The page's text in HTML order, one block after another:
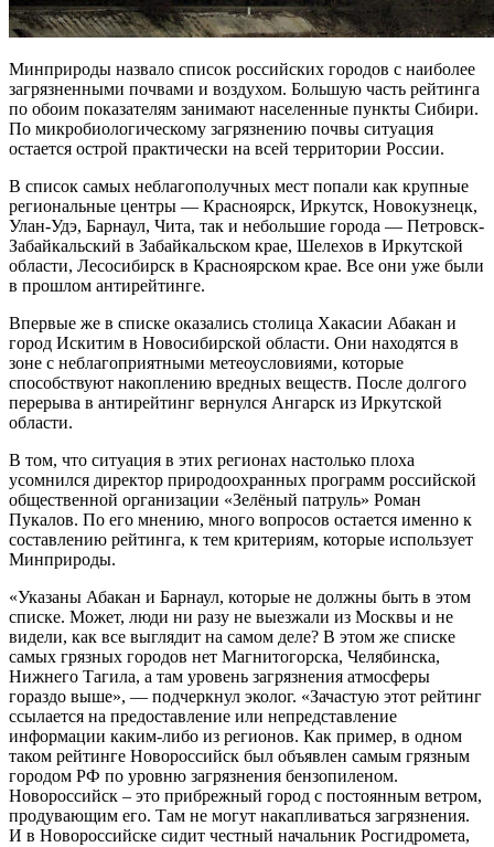
Минприроды назвало список российских городов с наиболее
загрязненными почвами и воздухом. Большую часть рейтинга
по обоим показателям занимают населенные пункты Сибири.
По микробиологическому загрязнению почвы ситуация
остается острой практически на всей территории России.
В список самых неблагополучных мест попали как крупные
региональные центры — Красноярск, Иркутск, Новокузнецк,
Улан-Удэ, Барнаул, Чита, так и небольшие города — Петровск-
Забайкальский в Забайкальском крае, Шелехов в Иркутской
области, Лесосибирск в Красноярском крае. Все они уже были
в прошлом антирейтинге.
Впервые же в списке оказались столица Хакасии Абакан и
город Искитим в Новосибирской области. Они находятся в
зоне с неблагоприятными метеоусловиями, которые
способствуют накоплению вредных веществ. После долгого
перерыва в антирейтинг вернулся Ангарск из Иркутской
области.
В том, что ситуация в этих регионах настолько плоха
усомнился директор природоохранных программ российской
общественной организации «Зелёный патруль» Роман
Пукалов. По его мнению, много вопросов остается именно к
составлению рейтинга, к тем критериям, которые использует
Минприроды.
«Указаны Абакан и Барнаул, которые не должны быть в этом
списке. Может, люди ни разу не выезжали из Москвы и не
видели, как все выглядит на самом деле? В этом же списке
самых грязных городов нет Магнитогорска, Челябинска,
Нижнего Тагила, а там уровень загрязнения атмосферы
гораздо выше», — подчеркнул эколог. «Зачастую этот рейтинг
ссылается на предоставление или непредставление
информации каким-либо из регионов. Как пример, в одном
таком рейтинге Новороссийск был объявлен самым грязным
городом РФ по уровню загрязнения бензопиленом.
Новороссийск – это прибрежный город с постоянным ветром,
продувающим его. Там не могут накапливаться загрязнения.
И в Новороссийске сидит честный начальник Росгидромета,